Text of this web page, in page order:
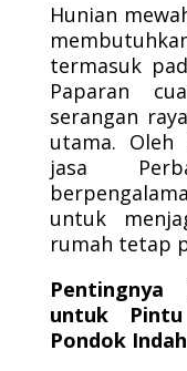
Hunian
termasuk
Paparan
serangan
utama. Oleh
jasa
untuk
rumah tetap
Pentingnya
untuk
Pondok Indah